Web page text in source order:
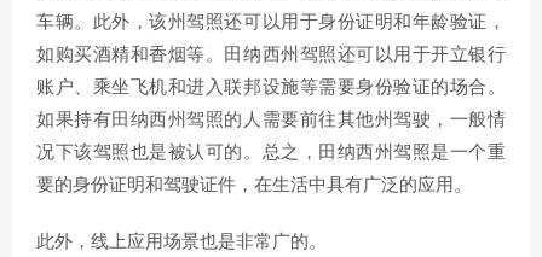
车辆。此外，该州驾照还可以用于身份证明和年龄验证，
如购买酒精和香烟等。田纳西州驾照还可以用于开立银行
账户、乘坐飞机和进入联邦设施等需要身份验证的场合。
如果持有田纳西州驾照的人需要前往其他州驾驶，一般情
况下该驾照也是被认可的。总之，田纳西州驾照是一个重
要的身份证明和驾驶证件，在生活中具有广泛的应用。
此外，线上应用场景也是非常广的。